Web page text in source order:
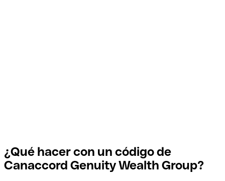
¿Qué hacer con un código de
Canaccord Genuity Wealth Group?